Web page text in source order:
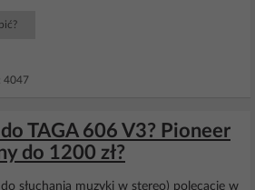
4047
TAGA 606 V3? Pioneer
do 1200 zł?
do słuchania muzyki w stereo) polecacie w